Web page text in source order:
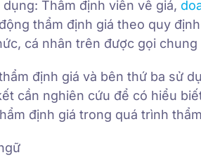
Thẩm định viên về giá,
thẩm định giá theo quy
cá nhân trên được gọi
định giá và bên thứ ba sử
cần nghiên cứu để có hiểu
định giá trong quá trình